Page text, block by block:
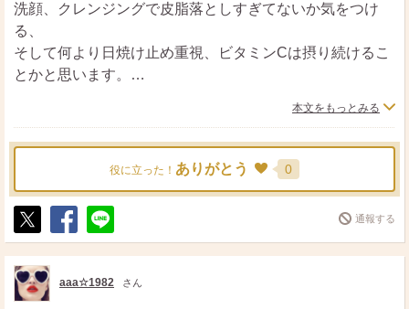
洗顔、クレンジングで皮脂落としすぎてないか気をつけ
る、
そして何より日焼け止め重視、ビタミンCは摂り続けるこ
とかと思います。
あとプロテイン肉魚を取らない、睡眠時間少ない、喫煙す
本文をもっとみる
役に立った！ ありがとう 0
ポ
ス
ト
シ
ェ
送
る
通報する
aaa☆1982 さん